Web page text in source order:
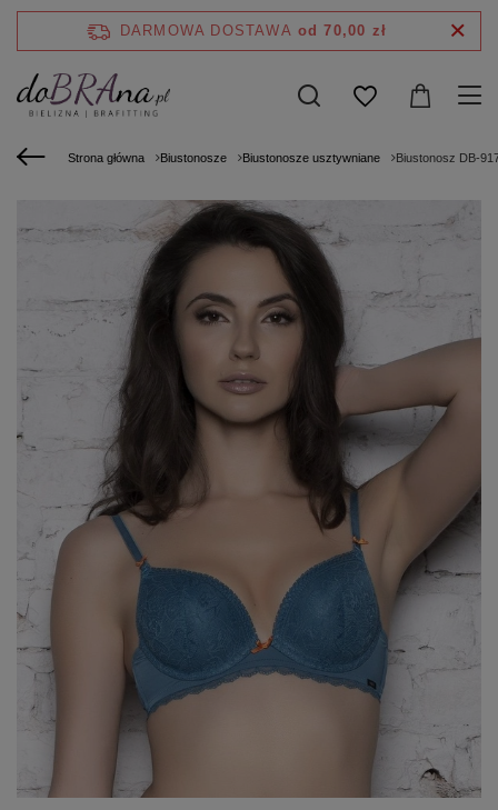
DARMOWA DOSTAWA od 70,00 zł
Strona główna Biustonosze Biustonosze usztywniane Biustonosz DB-